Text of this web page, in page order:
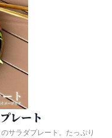
レート
サラダプレート。たっぷり